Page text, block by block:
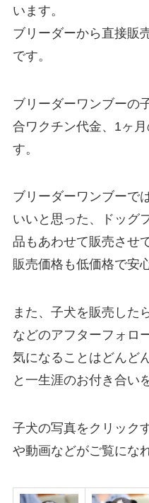
います。
ブリーダーから直接販
です。
ブリーダーワンブーの
合ワクチン代金、1ヶ
す。
ブリーダーワンブーで
いいと思った、ドッグ
品もあわせて販売させ
販売価格も低価格で安
また、子犬を販売した
などのアフターフォロ
気になることはどんど
と一生涯のお付き合い
子犬の写真をクリック
や動画などがご覧にな